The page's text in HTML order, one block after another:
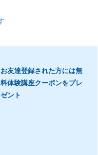
お友達登録された方には無
料体験講座クーポンをプレ
ゼント